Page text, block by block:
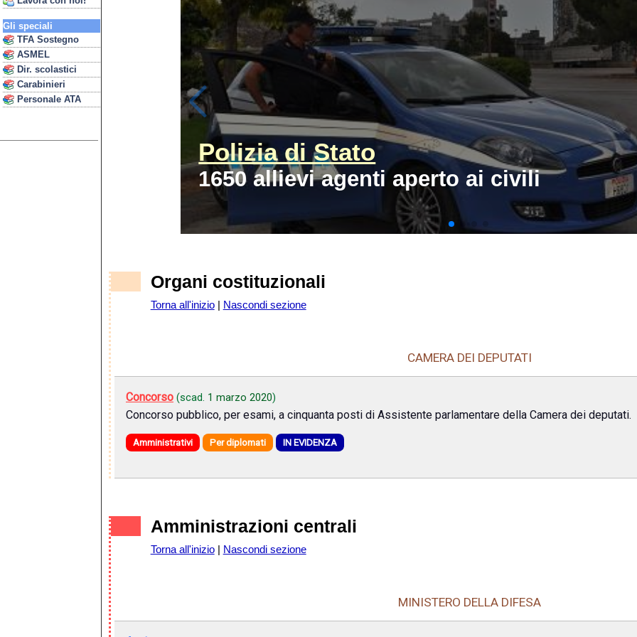
Gli speciali
TFA Sostegno
ASMEL
Dir. scolastici
Carabinieri
Personale ATA
Polizia di Stato
1650 allievi agenti aperto ai civili
Organi costituzionali
Torna all'inizio| Nascondi sezione
CAMERA DEI DEPUTATI
Concorso (scad. 1 marzo 2020)
Concorso pubblico, per esami, a cinquanta posti di Assistente parlamentare della Camera dei deputati.
Amministrativi Per diplomati IN EVIDENZA
Amministrazioni centrali
Torna all'inizio| Nascondi sezione
MINISTERO DELLA DIFESA